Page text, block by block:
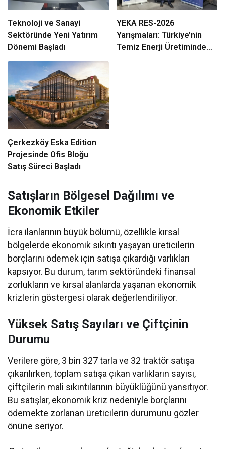
Teknoloji ve Sanayi
Sektöründe Yeni Yatırım
Dönemi Başladı
YEKA RES-2026
Yarışmaları: Türkiye’nin
Temiz Enerji Üretiminde
Çerkezköy Eska Edition
Projesinde Ofis Bloğu
Satış Süreci Başladı
Satışların Bölgesel Dağılımı ve
Ekonomik Etkiler
İcra ilanlarının büyük bölümü, özellikle kırsal
bölgelerde ekonomik sıkıntı yaşayan üreticilerin
borçlarını ödemek için satışa çıkardığı varlıkları
kapsıyor. Bu durum, tarım sektöründeki finansal
zorlukların ve kırsal alanlarda yaşanan ekonomik
krizlerin göstergesi olarak değerlendiriliyor.
Yüksek Satış Sayıları ve Çiftçinin
Durumu
Verilere göre, 3 bin 327 tarla ve 32 traktör satışa
çıkarılırken, toplam satışa çıkan varlıkların sayısı,
çiftçilerin mali sıkıntılarının büyüklüğünü yansıtıyor.
Bu satışlar, ekonomik kriz nedeniyle borçlarını
ödemekte zorlanan üreticilerin durumunu gözler
önüne seriyor.